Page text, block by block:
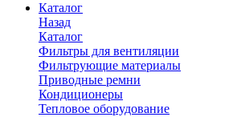
Каталог
Назад
Каталог
Фильтры для вентиляции
Фильтрующие материалы
Приводные ремни
Кондиционеры
Тепловое оборудование